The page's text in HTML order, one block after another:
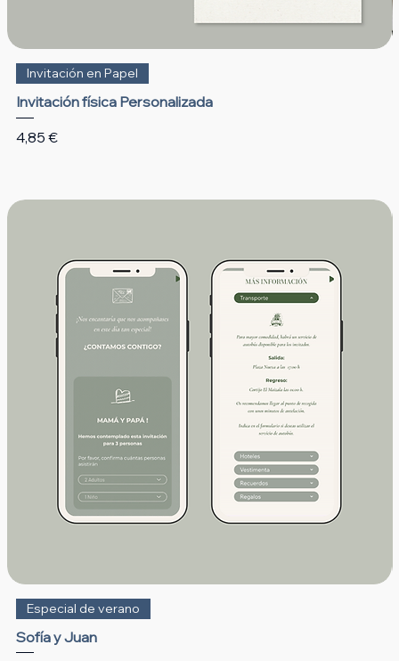
Invitación en Papel
Invitación física Personalizada
Precio
4,85 €
Especial de verano
Sofía y Juan